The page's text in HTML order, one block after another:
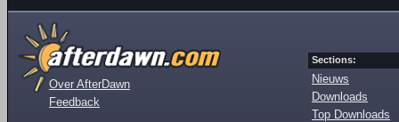
Over AfterDawn
Feedback
Sections:
Nieuws
Downloads
Top Downloads